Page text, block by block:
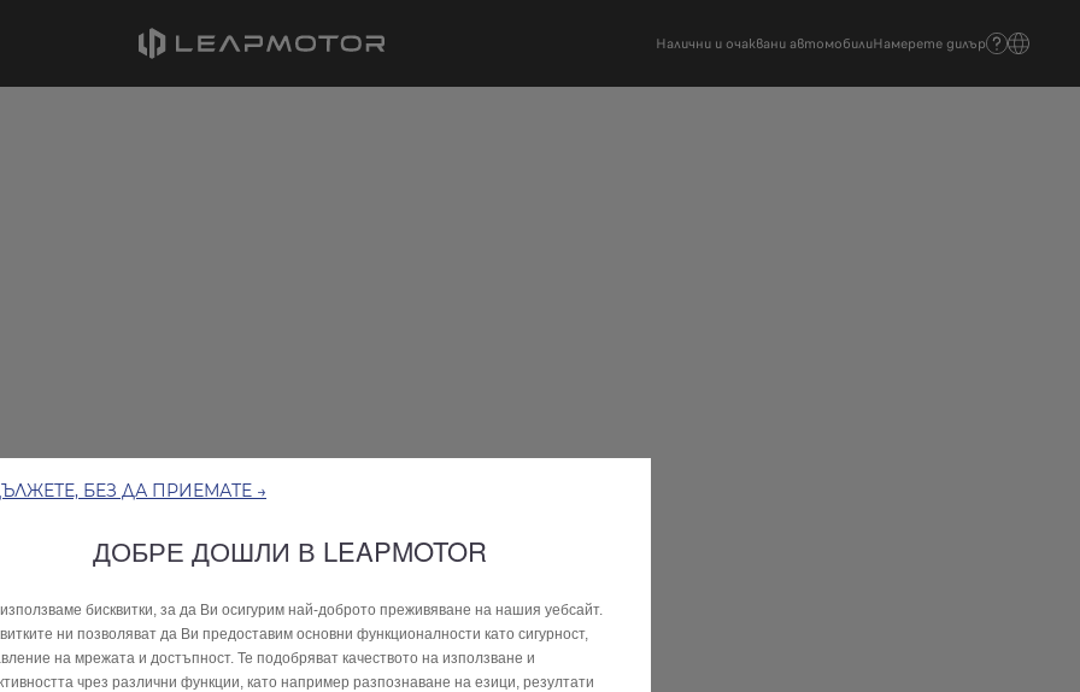
Налични и очаквани автомобилиНамерете дилър
БЕЗ ДА ПРИЕМАТЕ →
ДОБРЕ ДОШЛИ В LEAPMOTOR
бисквитки, за да Ви осигурим най-доброто преживяване на нашия уебсайт.
ни позволяват да Ви предоставим основни функционалности като сигурност,
на мрежата и достъпност. Те подобряват качеството на използване и
чрез различни функции, като например разпознаване на езици, резултати